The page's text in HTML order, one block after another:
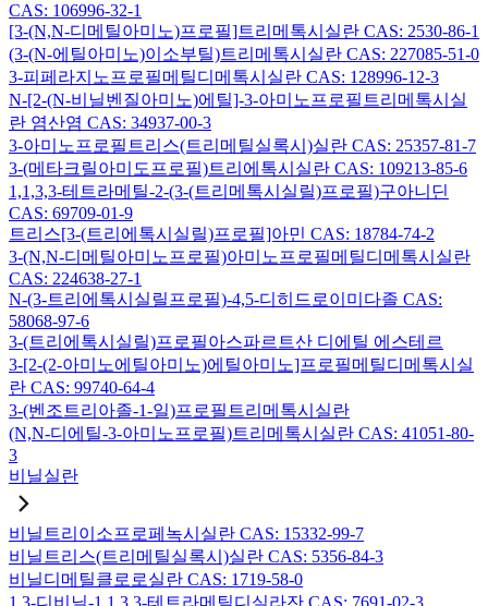
CAS: 106996-32-1
[3-(N,N-디메틸아미노)프로필]트리메톡시실란 CAS: 2530-86-1
(3-(N-에틸아미노)이소부틸)트리메톡시실란 CAS: 227085-51-0
3-피페라지노프로필메틸디메톡시실란 CAS: 128996-12-3
N-[2-(N-비닐벤질아미노)에틸]-3-아미노프로필트리메톡시실
란 염산염 CAS: 34937-00-3
3-아미노프로필트리스(트리메틸실록시)실란 CAS: 25357-81-7
3-(메타크릴아미도프로필)트리에톡시실란 CAS: 109213-85-6
1,1,3,3-테트라메틸-2-(3-(트리메톡시실릴)프로필)구아니딘
CAS: 69709-01-9
트리스[3-(트리에톡시실릴)프로필]아민 CAS: 18784-74-2
3-(N,N-디메틸아미노프로필)아미노프로필메틸디메톡시실란
CAS: 224638-27-1
N-(3-트리에톡시실릴프로필)-4,5-디히드로이미다졸 CAS:
58068-97-6
3-(트리에톡시실릴)프로필아스파르트산 디에틸 에스테르
3-[2-(2-아미노에틸아미노)에틸아미노]프로필메틸디메톡시실
란 CAS: 99740-64-4
3-(벤조트리아졸-1-일)프로필트리메톡시실란
(N,N-디에틸-3-아미노프로필)트리메톡시실란 CAS: 41051-80-
3
비닐실란
비닐트리이소프로페녹시실란 CAS: 15332-99-7
비닐트리스(트리메틸실록시)실란 CAS: 5356-84-3
비닐디메틸클로로실란 CAS: 1719-58-0
1,3-디비닐-1,1,3,3-테트라메틸디실라잔 CAS: 7691-02-3